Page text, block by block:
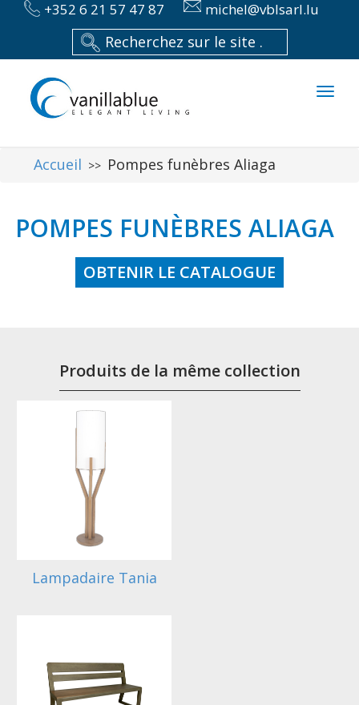
+352 6 21 57 47 87 michel@vblsarl.lu
Accueil >> Pompes funèbres Aliaga
POMPES FUNÈBRES ALIAGA
OBTENIR LE CATALOGUE
Produits de la même collection
Lampadaire Tania